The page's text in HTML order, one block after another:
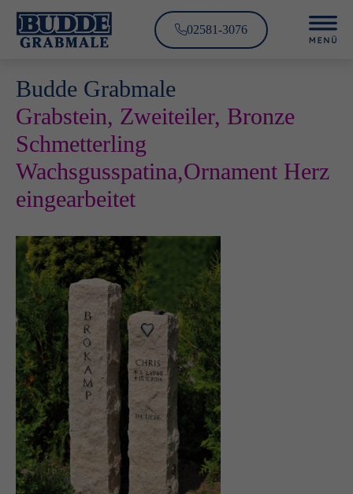
02581-3076
Budde Grabmale
Grabstein, Zweiteiler, Bronze
Schmetterling
Wachsgusspatina,Ornament Herz
eingearbeitet